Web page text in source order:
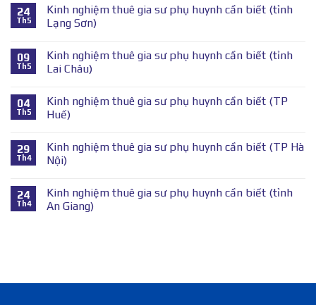
24
Th5
Kinh nghiệm thuê gia sư phụ huynh cần biết (tỉnh
Lạng Sơn)
09
Th5
Kinh nghiệm thuê gia sư phụ huynh cần biết (tỉnh
Lai Châu)
04
Th5
Kinh nghiệm thuê gia sư phụ huynh cần biết (TP
Huế)
29
Th4
Kinh nghiệm thuê gia sư phụ huynh cần biết (TP Hà
Nội)
24
Th4
Kinh nghiệm thuê gia sư phụ huynh cần biết (tỉnh
An Giang)